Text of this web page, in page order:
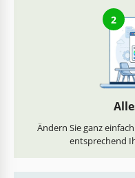
2
Ändern Sie ganz
entsprechend